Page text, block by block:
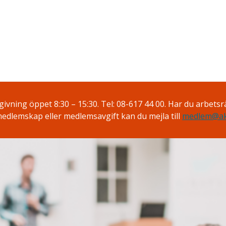
öppet 8:30 – 15:30. Tel: 08-617 44 00. Har du
eller medlemsavgift kan du mejla till